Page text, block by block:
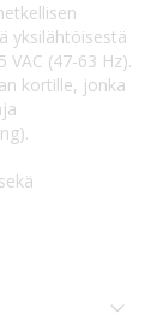
yksilähtöisestä
(47-63 Hz).
kortille, jonka